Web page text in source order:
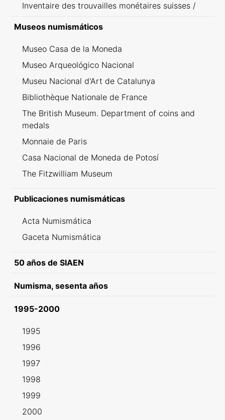
Inventaire des trouvailles monétaires suisses /
Museos numismáticos
Museo Casa de la Moneda
Museo Arqueológico Nacional
Museu Nacional d'Art de Catalunya
Bibliothèque Nationale de France
The British Museum. Department of coins and
medals
Monnaie de Paris
Casa Nacional de Moneda de Potosí
The Fitzwilliam Museum
Publicaciones numismáticas
Acta Numismática
Gaceta Numismática
50 años de SIAEN
Numisma, sesenta años
1995-2000
1995
1996
1997
1998
1999
2000